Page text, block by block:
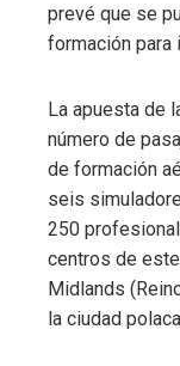
prevé que se
formación para
La apuesta de
número de
de formación
seis
250
centros de
Midlands
la ciudad